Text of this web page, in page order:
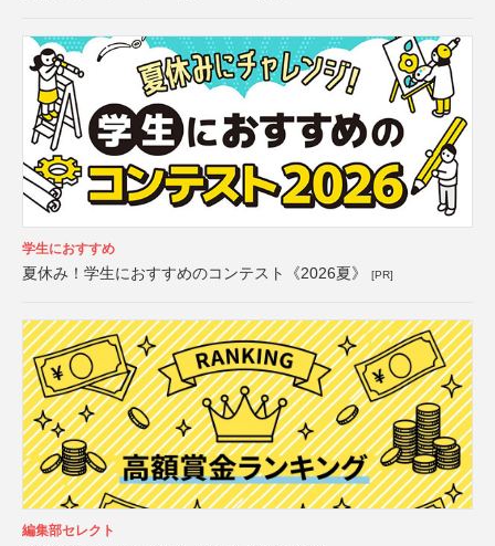
学生におすすめ
夏休み！学生におすすめのコンテスト《2026夏》 [PR]
編集部セレクト